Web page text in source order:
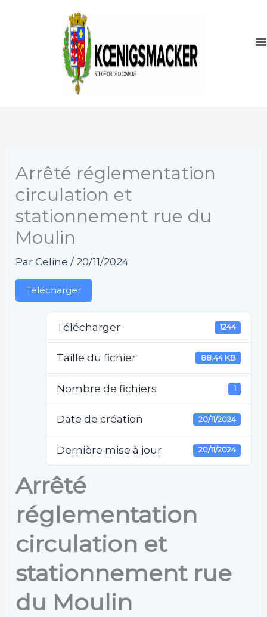
Arrêté réglementation
circulation et
stationnement rue du
Moulin
ParCeline/ 20/11/2024
Télécharger
Télécharger 1244
Taille du fichier 88.44 KB
Nombre de fichiers 1
Date de création 20/11/2024
Dernière mise à jour 20/11/2024
Arrêté
réglementation
circulation et
stationnement rue
du Moulin